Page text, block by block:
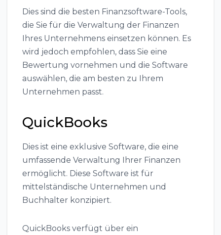
Dies sind die besten Finanzsoftware-Tools,
die Sie für die Verwaltung der Finanzen
Ihres Unternehmens einsetzen können. Es
wird jedoch empfohlen, dass Sie eine
Bewertung vornehmen und die Software
auswählen, die am besten zu Ihrem
Unternehmen passt.
QuickBooks
Dies ist eine exklusive Software, die eine
umfassende Verwaltung Ihrer Finanzen
ermöglicht. Diese Software ist für
mittelständische Unternehmen und
Buchhalter konzipiert.
QuickBooks verfügt über ein